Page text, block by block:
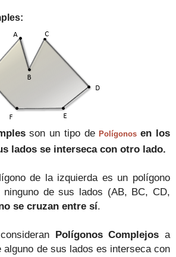
:
son un tipo dePolígonos en los
lados se interseca con otro lado.
ígono de la izquierda es un polígono
ninguno de sus lados (AB, BC, CD,
se cruzan entre sí.
Polígonos Complejosa
alguno de sus lados es intersecacon